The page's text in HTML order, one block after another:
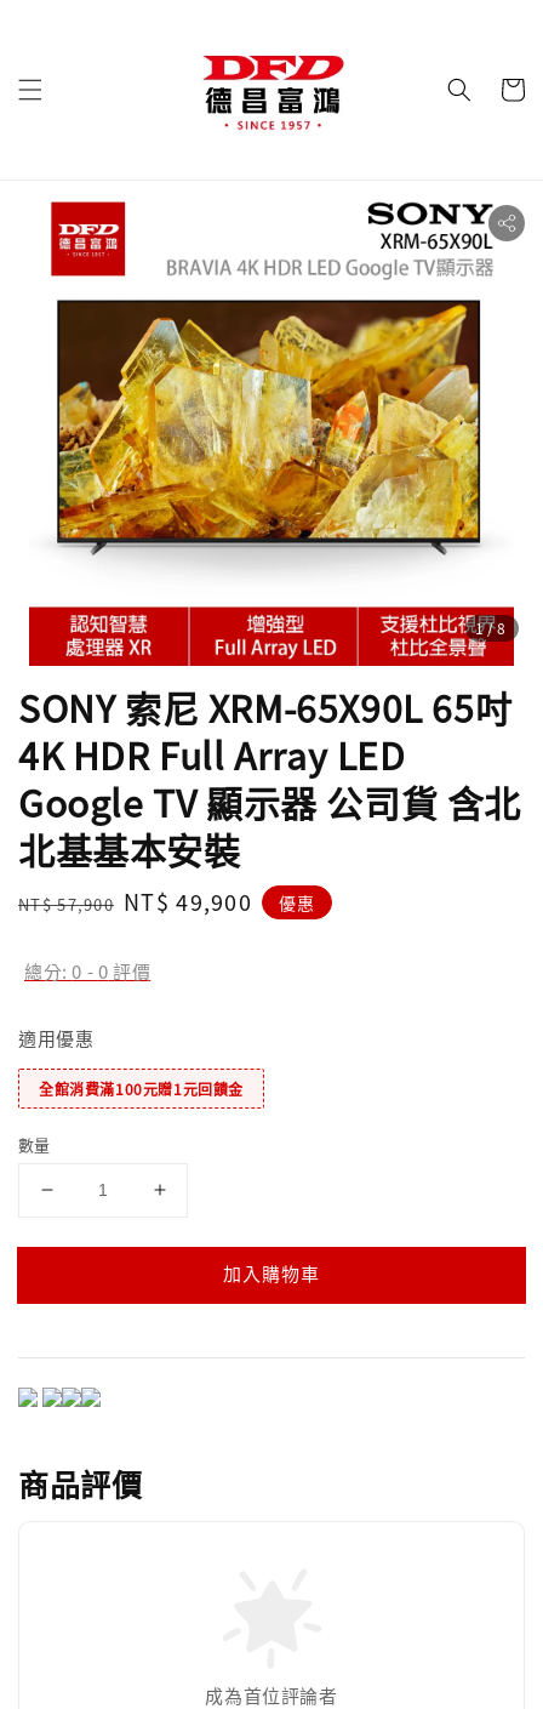
1/8
SONY 索尼 XRM-65X90L 65吋
4K HDR Full Array LED
Google TV 顯示器 公司貨 含北
北基基本安裝
Regular
NT$ 57,900 Sale
NT$ 49,900 優惠
總分:0 -0評價
適用優惠
全館消費滿100元贈1元回饋金
數量
加入購物車
商品評價
成為首位評論者